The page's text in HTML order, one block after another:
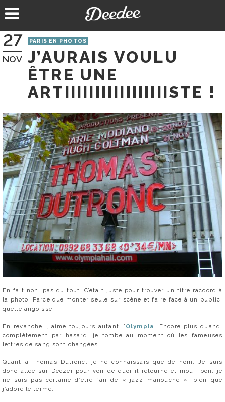
au
27
NOV
PARIS EN PHOTOS
J’AURAIS VOULU
ÊTRE UNE
ARTIIIIIIIIIIIIIIIIISTE !
En fait non, pas du tout. C’était juste pour trouver un titre raccord à
la photo. Parce que monter seule sur scène et faire face à un public,
quelle angoisse !
En revanche, j’aime toujours autant l’ Olympia . Encore plus quand,
complètement par hasard, je tombe au moment où les fameuses
lettres de sang sont changées.
Quant à Thomas Dutronc, je ne connaissais que de nom. Je suis
donc allée sur Deezer pour voir de quoi il retourne et moui, bon, je
ne suis pas certaine d’être fan de « jazz manouche », bien que
j’adore le terme.